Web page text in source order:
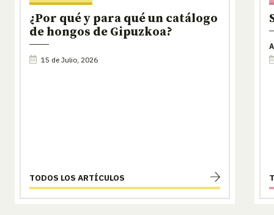
¿Por qué y para qué un catálogo
de hongos de Gipuzkoa?
15 de Julio, 2026
TODOS LOS ARTÍCULOS